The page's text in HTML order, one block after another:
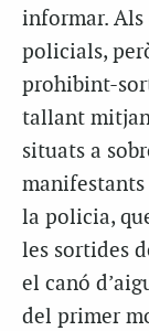
informar. Als
policials,
prohibint-
tallant
situats a
la policia,
les sortides
el canó
del primer